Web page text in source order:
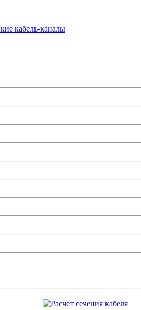
кабель-каналы